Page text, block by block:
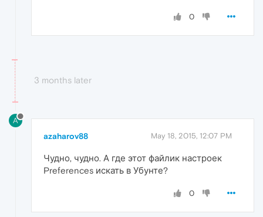
0
3 months later
A
azaharov88 May 18, 2015, 12:07 PM
Чудно, чудно. А где этот файлик настроек
Preferences искать в Убунте?
0